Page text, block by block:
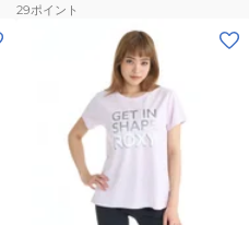
29ポイント